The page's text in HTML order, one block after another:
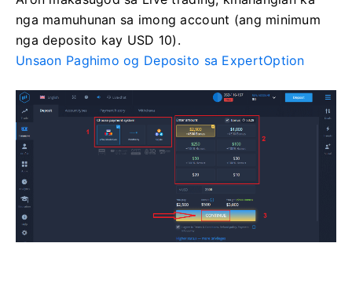
nga mamuhunan sa imong account (ang minimum
nga deposito kay USD 10).
Unsaon Paghimo og Deposito sa ExpertOption